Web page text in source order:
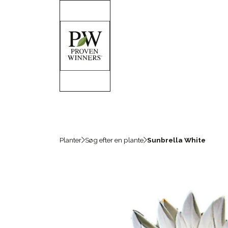
Planter Søg efter en plante Sunbrella White